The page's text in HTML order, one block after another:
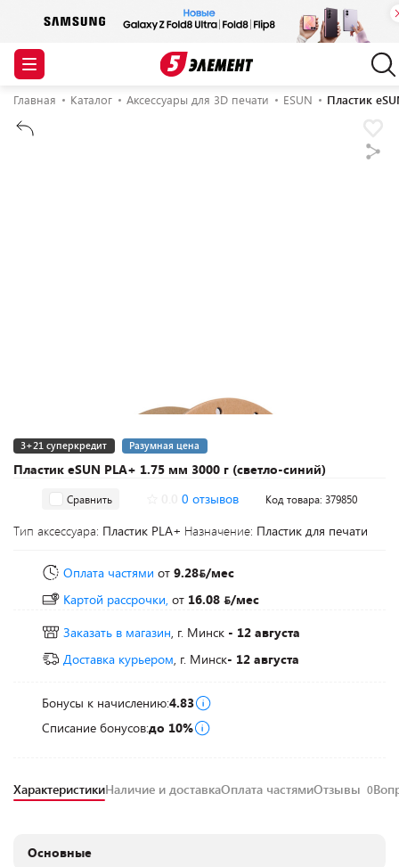
Главная Каталог Аксессуары для 3D печати ESUN Пластик
Пластик eSUN PLA+ 1.75 мм 3000 г (светло-синий)
3+21 суперкредит Разумная цена
Сравнить 0 отзывов Код товара: 379850
Тип аксессуара: Пластик PLA+ Назначение: Пластик для печати
Оплата частями от 9.28 /мес
Картой рассрочки, от 16.08
/мес
Заказать в магазин, г. Минск - 12 августа
Доставка курьером, г. Минск- 12 августа
Бонусы к начислению:4.83
Списание бонусов:до 10%
ХарактеристикиНаличие и доставкаОплата частямиОтзывы 0
Основные